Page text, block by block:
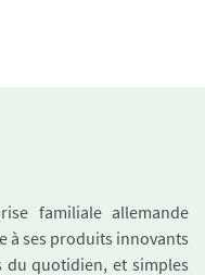
familiale allemande
à ses produits innovants
du quotidien, et simples